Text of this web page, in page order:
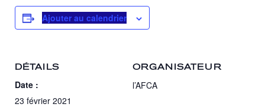
Ajouter au calendrier
DÉTAILS
Date :
23 février 2021
ORGANISATEUR
l’AFCA